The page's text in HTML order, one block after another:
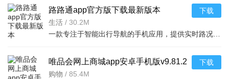
路路通app官方版下载最新版本
v5.3.1.20260816 2026手机版
生活 / 30.2M
下载
唯品会网上商城app安卓手机版v9.81.2
2026手机版
购物 / 85.4M
下载